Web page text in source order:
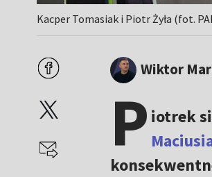
Kacper Tomasiak i Piotr Żyła (fot.
Wiktor
P iotrek